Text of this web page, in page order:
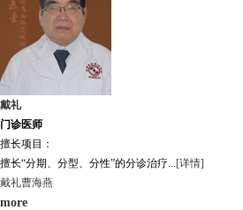
戴礼
门诊医师
擅长项目：
擅长“分期、分型、分性”的分诊治疗...[详情]
戴礼曹海燕
more